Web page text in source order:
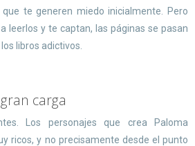
que te generen miedo inicialmente. Pero
leerlos y te captan, las páginas se pasan
libros adictivos.
carga
Los personajes que crea Paloma
ricos, y no precisamente desde el punto